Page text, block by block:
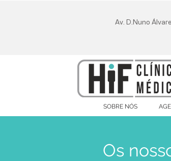
Av. D.Nuno
SOBRE NÓS
Os